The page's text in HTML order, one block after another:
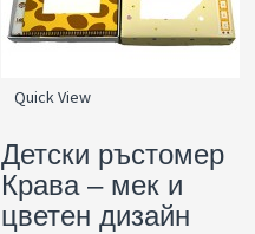
Quick View
Детски ръстомер
Крава – мек и
цветен дизайн